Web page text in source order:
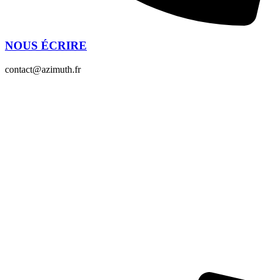
NOUS ÉCRIRE
contact@azimuth.fr